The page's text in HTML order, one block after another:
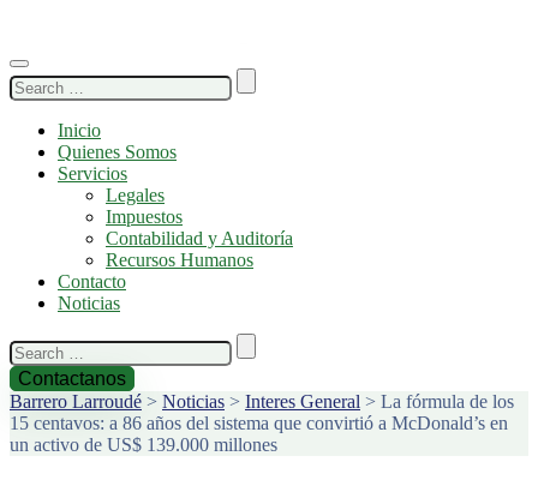
Search
for:
Inicio
Quienes Somos
Servicios
Legales
Impuestos
Contabilidad y Auditoría
Recursos Humanos
Contacto
Noticias
Search
for:
Contactanos
Barrero Larroudé > Noticias > Interes General > La fórmula de los
15 centavos: a 86 años del sistema que convirtió a McDonald’s en
un activo de US$ 139.000 millones